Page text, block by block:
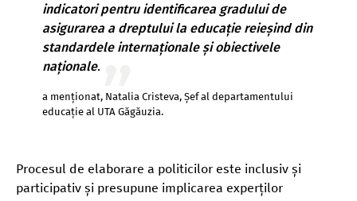
indicatori pentru identificarea gradului de
asigurarea a dreptului la educație reieșind din
standardele internaționale și obiectivele
naționale.
a menționat, Natalia Cristeva, Șef al departamentului
educație al UTA Găgăuzia.
Procesul de elaborare a politicilor este inclusiv și
participativ și presupune implicarea experților